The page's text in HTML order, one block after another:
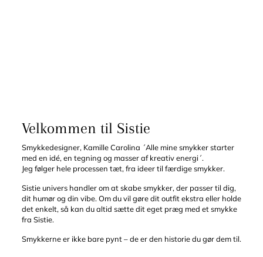
Velkommen til Sistie
Smykkedesigner, Kamille Carolina ´Alle mine smykker starter
med en idé, en tegning og masser af kreativ energi´.
Jeg følger hele processen tæt, fra ideer til færdige smykker.
Sistie univers handler om at skabe smykker, der passer til dig,
dit humør og din vibe. Om du vil gøre dit outfit ekstra eller holde
det enkelt, så kan du altid sætte dit eget præg med et smykke
fra Sistie.
Smykkerne er ikke bare pynt – de er den historie du gør dem til.